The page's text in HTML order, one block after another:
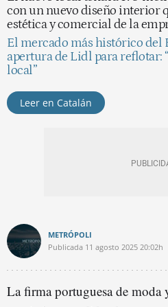
con un nuevo diseño interior
estética y comercial de la
El mercado más histórico del
apertura de Lidl para reflotar:
local”
Leer en Catalán
METRÓPOLI
Publicada 11 agosto 2025 20:02h
La firma portuguesa de moda